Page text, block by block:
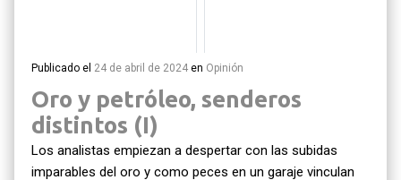
Publicado el 24 de abril de 2024 en Opinión
Oro y petróleo, senderos
distintos (I)
Los analistas empiezan a despertar con las subidas
imparables del oro y como peces en un garaje vinculan